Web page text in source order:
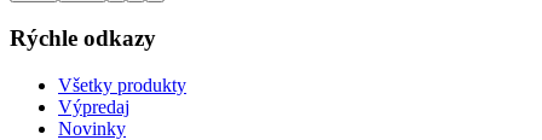
Rýchle odkazy
Všetky produkty
Výpredaj
Novinky